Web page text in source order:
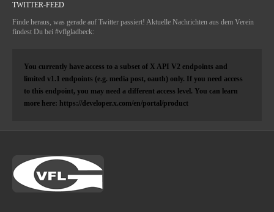
TWITTER-FEED
Finde heraus, was gerade auf Twitter passiert! Aktuelle Nachrichten aus dem Verein
findest Du bei #vflgladbeck:
You currently have access to a subset of X API V2 endpoints and
limited v1.1 endpoints (e.g. media post, oauth) only. If you need access
to this endpoint, you may need a different access level. You can learn
more here: https://developer.x.com/en/portal/product